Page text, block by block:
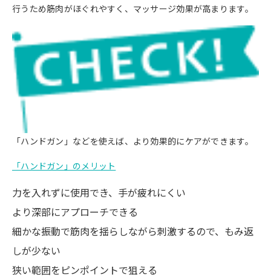
行うため筋肉がほぐれやすく、マッサージ効果が高まります。
「ハンドガン」などを使えば、より効果的にケアができます。
「ハンドガン」のメリット
力を入れずに使用でき、手が疲れにくい
より深部にアプローチできる
細かな振動で筋肉を揺らしながら刺激するので、もみ返
しが少ない
狭い範囲をピンポイントで狙える